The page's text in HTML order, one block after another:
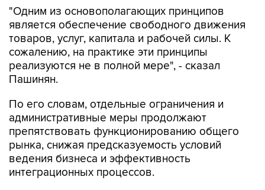
"Одним из основополагающих принципов
является обеспечение свободного движения
товаров, услуг, капитала и рабочей силы. К
сожалению, на практике эти принципы
реализуются не в полной мере", - сказал
Пашинян.
По его словам, отдельные ограничения и
административные меры продолжают
препятствовать функционированию общего
рынка, снижая предсказуемость условий
ведения бизнеса и эффективность
интеграционных процессов.